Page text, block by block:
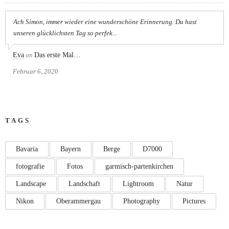
Ach Simon, immer wieder eine wunderschöne Erinnerung. Du hast
unseren glücklichsten Tag so perfek...
Eva on Das erste Mal…
Februar 6, 2020
TAGS
Bavaria Bayern Berge D7000
fotografie Fotos garmisch-partenkirchen
Landscape Landschaft Lightroom Natur
Nikon Oberammergau Photography Pictures